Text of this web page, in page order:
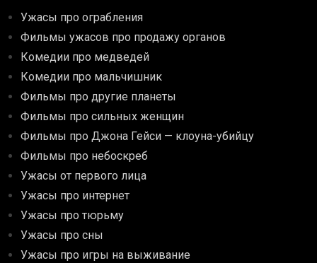
Ужасы про ограбления
Фильмы ужасов про продажу органов
Комедии про медведей
Комедии про мальчишник
Фильмы про другие планеты
Фильмы про сильных женщин
Фильмы про Джона Гейси — клоуна-убийцу
Фильмы про небоскреб
Ужасы от первого лица
Ужасы про интернет
Ужасы про тюрьму
Ужасы про сны
Ужасы про игры на выживание